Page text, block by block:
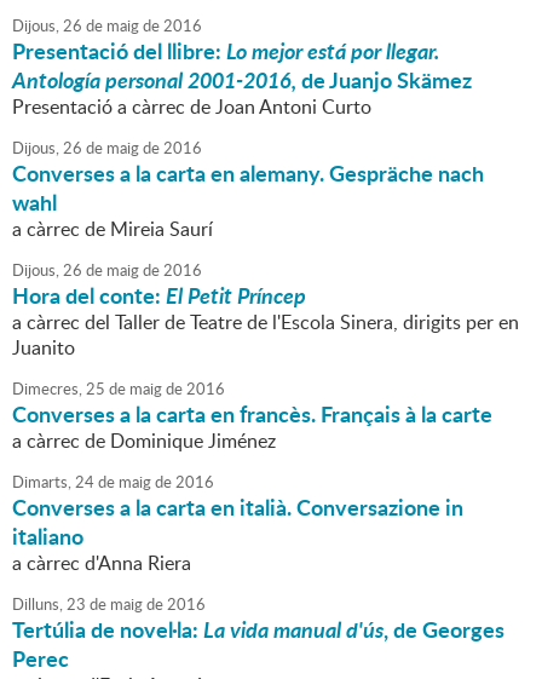
Dijous,26 de maigde2016
Presentació del llibre:Lo mejor está por llegar.
Antología personal 2001-2016,de Juanjo Skämez
Presentació a càrrec de Joan Antoni Curto
Dijous,26 de maigde2016
Converses a la carta en alemany. Gespräche nach
wahl
a càrrec de Mireia Saurí
Dijous,26 de maigde2016
Hora del conte:El Petit Príncep
a càrrec del Taller de Teatre de l'Escola Sinera, dirigits per en
Juanito
Dimecres,25 de maigde2016
Converses a la carta en francès. Français à la carte
a càrrec de Dominique Jiménez
Dimarts,24de maigde2016
Converses a la carta en italià. Conversazione in
italiano
a càrrec d'Anna Riera
Dilluns,23 de maigde2016
Tertúlia de novel·la:La vida manual d'ús, de Georges
Perec